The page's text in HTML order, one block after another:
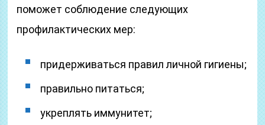
поможет соблюдение следующих
профилактических мер:
придерживаться правил личной гигиены;
правильно питаться;
укреплять иммунитет;